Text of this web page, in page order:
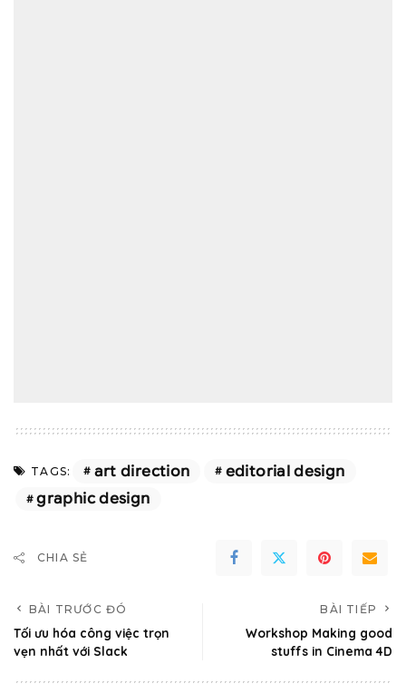
TAGS: art direction
editorial design
graphic design
CHIA SẺ
BÀI TRƯỚC ĐÓ
Tối ưu hóa công việc trọn
vẹn nhất với Slack
BÀI TIẾP
Workshop Making good
stuffs in Cinema 4D